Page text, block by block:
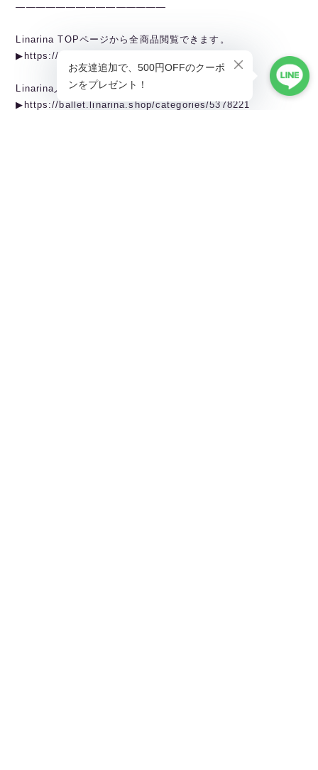
———————————————
Linarina TOPページから全商品閲覧できます。
▶︎https://ballet.linarina.shop
Linarina人気アイテムはこちら
▶︎https://ballet.linarina.shop/categories/5378221